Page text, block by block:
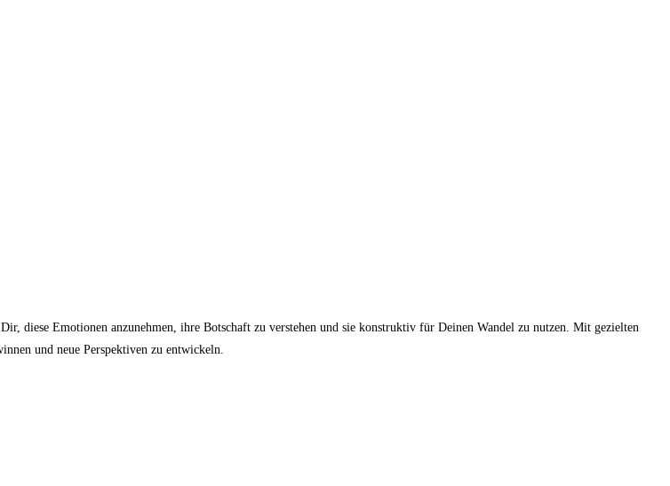
diese Emotionen anzunehmen, ihre Botschaft zu verstehen und sie konstruktiv für Deinen Wandel zu nutzen. Mit gezielten
und neue Perspektiven zu entwickeln.